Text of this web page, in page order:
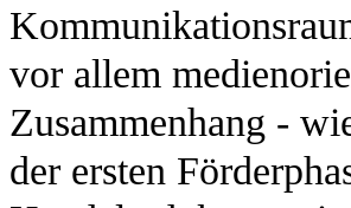
vor allem
Zusammenhang -
der ersten